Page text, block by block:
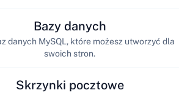
Bazy danych
danych MySQL, które możesz utworzyć dla
swoich stron.
Skrzynki pocztowe